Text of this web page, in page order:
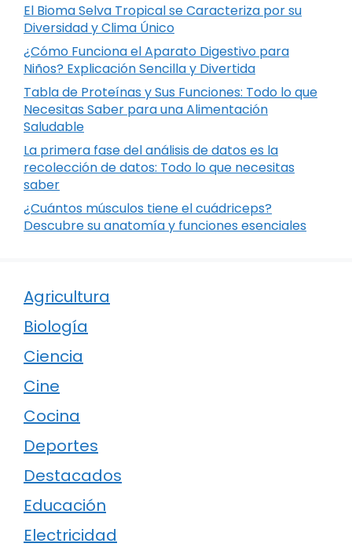
El Bioma Selva Tropical se Caracteriza por su
Diversidad y Clima Único
¿Cómo Funciona el Aparato Digestivo para
Niños? Explicación Sencilla y Divertida
Tabla de Proteínas y Sus Funciones: Todo lo que
Necesitas Saber para una Alimentación
Saludable
La primera fase del análisis de datos es la
recolección de datos: Todo lo que necesitas
saber
¿Cuántos músculos tiene el cuádriceps?
Descubre su anatomía y funciones esenciales
Agricultura
Biología
Ciencia
Cine
Cocina
Deportes
Destacados
Educación
Electricidad